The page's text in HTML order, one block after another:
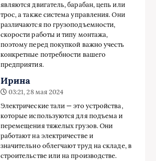
являются двигатель, барабан, цепь или
трос, а также система управления. Они
различаются по грузоподъемности,
скорости работы и типу монтажа,
поэтому перед покупкой важно учесть
конкретные потребности вашего
предприятия.
Ирина
03:21, 28 мая 2024
Электрические тали — это устройства,
которые используются для подъема и
перемещения тяжелых грузов. Они
работают на электричестве и
значительно облегчают труд на складе, в
строительстве или на производстве.